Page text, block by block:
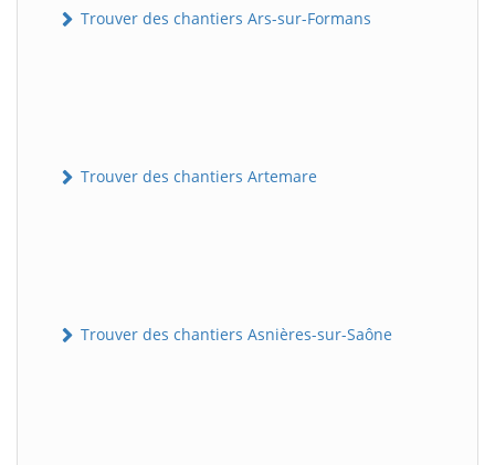
Trouver des chantiers Ars-sur-Formans
Trouver des chantiers Artemare
Trouver des chantiers Asnières-sur-Saône